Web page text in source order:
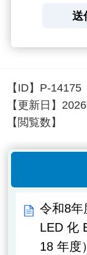
【ID】 P-14175
【更新日】
【閲覧数】
令和8年
LED 化
18 年度